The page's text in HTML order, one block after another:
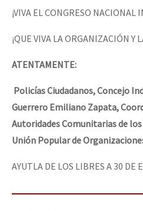
¡VIVA EL CONGRESO NACIONAL
¡QUE VIVA LA ORGANIZACIÓN Y
ATENTAMENTE:
Policías Ciudadanos, Concejo
Guerrero Emiliano Zapata,
Autoridades Comunitarias de
Unión Popular de
AYUTLA DE LOS LIBRES A 30 DE